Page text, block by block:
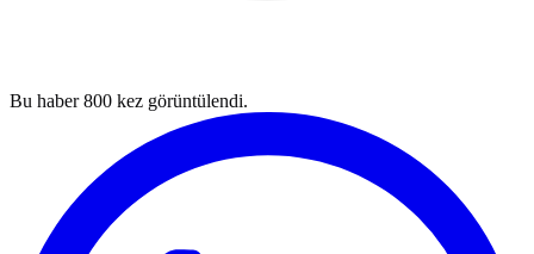
Bu haber800 kez görüntülendi.